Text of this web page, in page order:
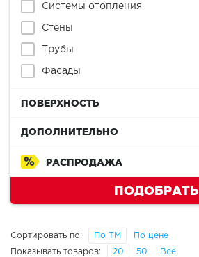
Системы отопления
Стены
Трубы
Фасады
ПОВЕРХНОСТЬ
ДОПОЛНИТЕЛЬНО
РАСПРОДАЖА
ПОДОБРАТЬ
Сортировать по: По ТМ По цене
Показывать товаров: 20 50 Все